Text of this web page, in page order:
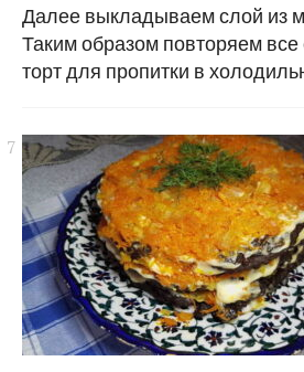
Далее выкладываем слой из
Таким образом повторяем
торт для пропитки в